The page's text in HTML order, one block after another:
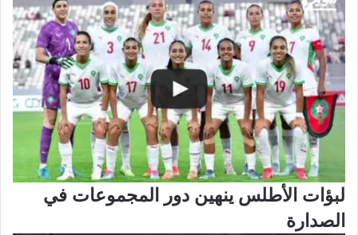
لبؤات الأطلس ينهين دور المجموعات في
الصدارة